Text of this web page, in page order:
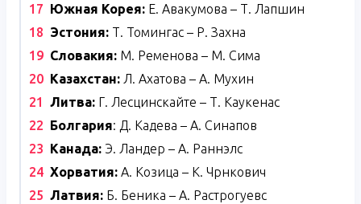
Южная Корея: Е. Авакумова – Т. Лапшин
Эстония: Т. Томингас – Р. Захна
Словакия: М. Ременова – М. Сима
Казахстан: Л. Ахатова – А. Мухин
Литва: Г. Лесцинскайте – Т. Каукенас
Болгария: Д. Кадева – А. Синапов
Канада: Э. Ландер – А. Раннэлс
Хорватия: А. Козица – К. Чрнкович
Латвия: Б. Беника – А. Растрогуевс